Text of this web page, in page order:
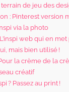
terrain de jeu des
: Pinterest version
via la photo
web qui en
mais bien utilisé !
la crème de la
créatif
? Passez au print !